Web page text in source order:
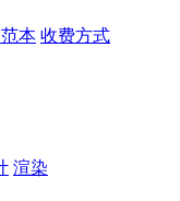
本 收费方式
渲染